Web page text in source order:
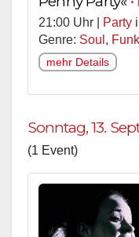
21:00 Uhr | Party
Genre: Soul , Funk
mehr Details
Sonntag, 13.
(1 Event)